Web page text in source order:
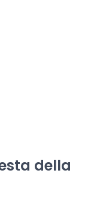
della